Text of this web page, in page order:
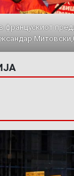
францускиот